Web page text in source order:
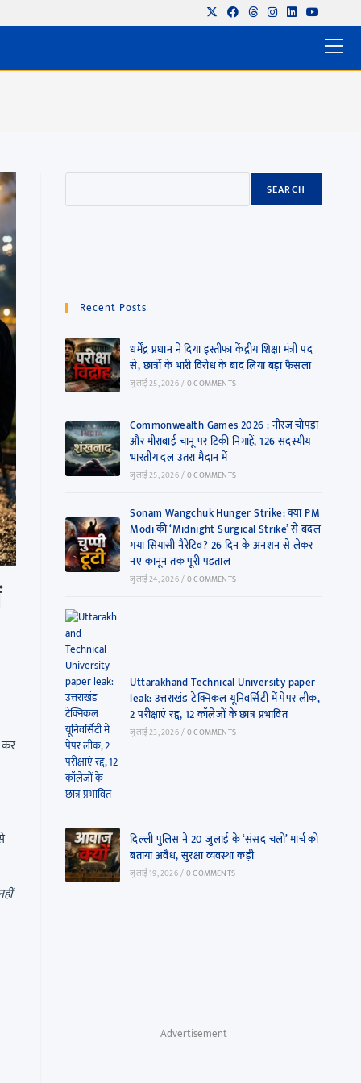
कर
SEARCH
Recent Posts
धर्मेंद्र प्रधान ने दिया इस्तीफा केंद्रीय शिक्षा मंत्री पद
से, छात्रों के भारी विरोध के बाद लिया बड़ा फैसला
जुलाई 25, 2026 /0 COMMENTS
Commonwealth Games 2026 : नीरज चोपड़ा
और मीराबाई चानू पर टिकी निगाहें, 126 सदस्यीय
भारतीय दल उतरा मैदान में
जुलाई 25, 2026 /0 COMMENTS
Sonam Wangchuk Hunger Strike: क्या PM
Modi की ‘Midnight Surgical Strike’ से बदल
गया सियासी नैरेटिव? 26 दिन के अनशन से लेकर
नए कानून तक पूरी पड़ताल
जुलाई 24, 2026 /0 COMMENTS
Uttarakhand Technical University paper
leak: उत्तराखंड टेक्निकल यूनिवर्सिटी में पेपर लीक,
2 परीक्षाएं रद्द, 12 कॉलेजों के छात्र प्रभावित
जुलाई 23, 2026 /0 COMMENTS
दिल्ली पुलिस ने 20 जुलाई के ‘संसद चलो’ मार्च को
बताया अवैध, सुरक्षा व्यवस्था कड़ी
जुलाई 19, 2026 /0 COMMENTS
Advertisement